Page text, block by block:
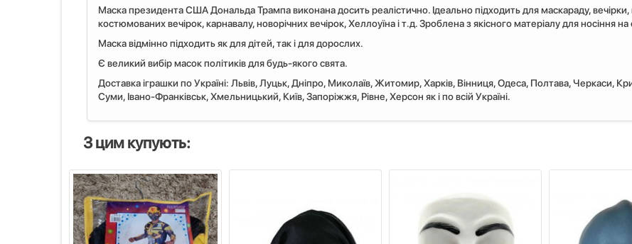
Маска президента США Дональда Трампа виконана досить реалістично. Ідеально підходить для маскараду, вечірки,
костюмованих вечірок, карнавалу, новорічних вечірок, Хеллоуїна і т.д. Зроблена з якісного матеріалу для носіння на
Маска відмінно підходить як для дітей, так і для дорослих.
Є великий вибір масок політиків для будь-якого свята.
Доставка іграшки по Україні: Львiв, Луцьк, Дніпро, Миколаїв, Житомир, Харків, Вінниця, Одеса, Полтава, Черкаси,
Суми, Івано-Франківськ, Хмельницький, Київ, Запоріжжя, Рівне, Херсон як і по всій Україні.
З цим купують: